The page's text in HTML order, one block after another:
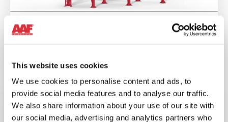
This website uses cookies
We use cookies to personalise content and ads, to
provide social media features and to analyse our traffic.
We also share information about your use of our site with
our social media, advertising and analytics partners who
WONDAIR MAX
Ein Staubabscheider, der für den Einsatz als ein